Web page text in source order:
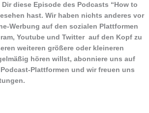
diese Episode des Podcasts “How to
hast. Wir haben nichts anderes vor
Werbung auf den sozialen Plattformen
Youtube und Twitter auf den Kopf zu
weiteren größere oder kleineren
hören willst, abonniere uns auf
Plattformen und wir freuen uns